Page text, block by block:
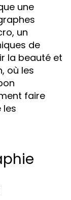
une
un
de
la beauté et
où les
faire
les